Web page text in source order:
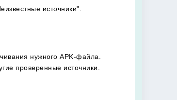
источники".
нужного APK-файла.
проверенные источники.